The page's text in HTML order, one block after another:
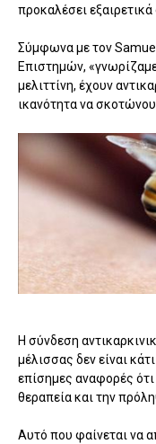
προκαλέσει
Σύμφωνα με τον
Επιστημών,
μελιττίνη, έχουν
ικανότητα να
Η σύνδεση
μέλισσας δεν είναι
επίσημες αναφορές
θεραπεία και την
Αυτό που φαίνεται να